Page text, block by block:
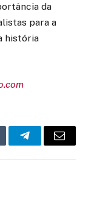
da
para a
história
TelegramEmail